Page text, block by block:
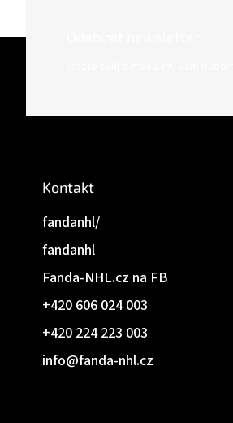
Kontakt
info@fanda-nhl.cz
+420 224 223 003
+420 606 024 003
Fanda-NHL.cz na FB
fandanhl
fandanhl/